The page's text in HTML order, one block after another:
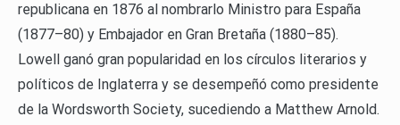
republicana en 1876 al nombrarlo Ministro para España
(1877–80) y Embajador en Gran Bretaña (1880–85).
Lowell ganó gran popularidad en los círculos literarios y
políticos de Inglaterra y se desempeñó como presidente
de la Wordsworth Society, sucediendo a Matthew Arnold.